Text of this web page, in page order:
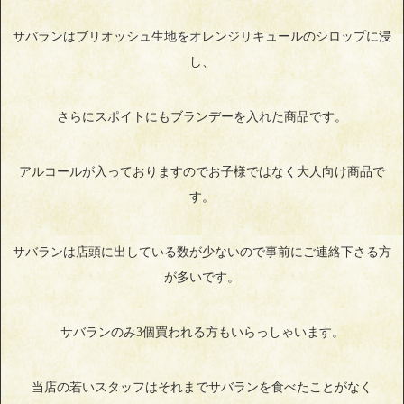
サバランはブリオッシュ生地をオレンジリキュールのシロップに浸
し、
さらにスポイトにもブランデーを入れた商品です。
アルコールが入っておりますのでお子様ではなく大人向け商品で
す。
サバランは店頭に出している数が少ないので事前にご連絡下さる方
が多いです。
サバランのみ3個買われる方もいらっしゃいます。
当店の若いスタッフはそれまでサバランを食べたことがなく